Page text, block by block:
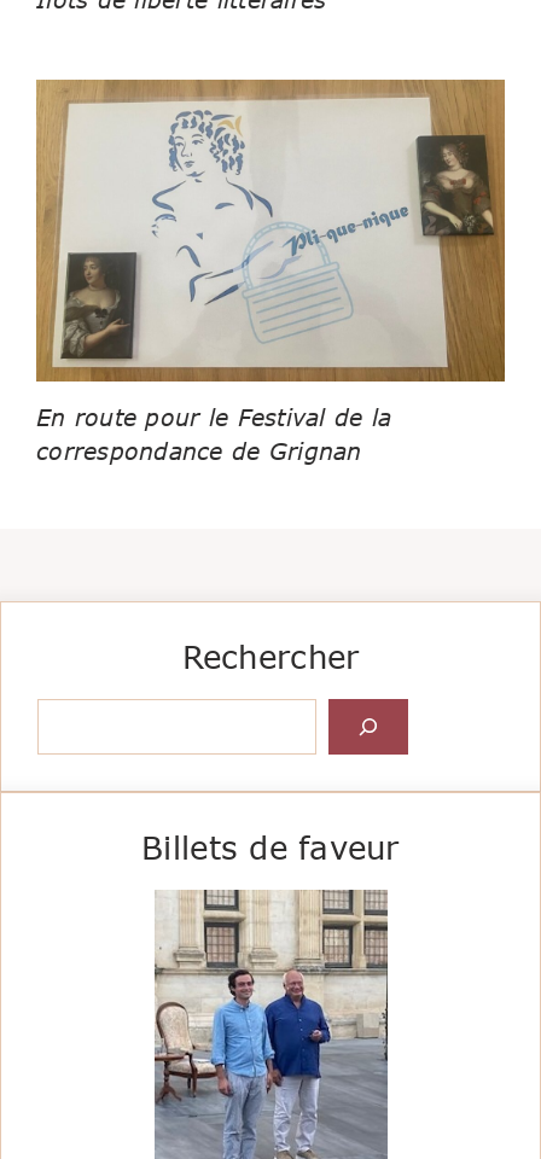
En route pour le Festival de la
correspondance de Grignan
Rechercher
Billets de faveur